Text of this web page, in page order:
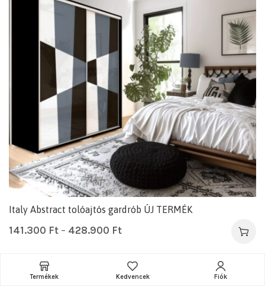
Italy Abstract tolóajtós gardrób ÚJ TERMÉK
141.300 Ft – 428.900 Ft
Termékek Kedvencek Fiók